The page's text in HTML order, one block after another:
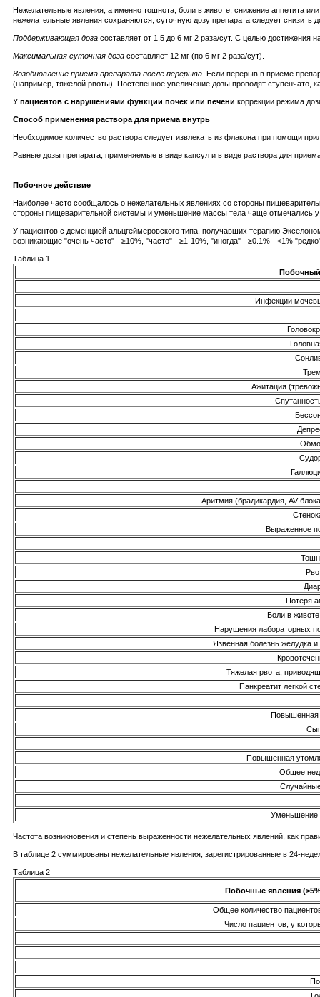
Нежелательные явления, а именно тошнота, боли в животе, снижение аппетита
нежелательные явления сохраняются, суточную дозу препарата следует
Поддерживающая доза составляет от 1.5 до 6 мг 2 раза/сут. С целью достижения
Максимальная суточная доза составляет 12 мг (по 6 мг 2 раза/сут).
Возобновление приема препарата после перерыва. Если перерыв в приеме
(например, тяжелой рвоты). Постепенное увеличение дозы проводят ступенчато,
У пациентов с нарушениями функции почек или печени коррекции режима
Способ применения раствора для приема внутрь
Необходимое количество раствора следует извлекать из флакона при помощи
Равные дозы препарата, применяемые в виде капсул и в виде раствора для
Побочное действие
Наиболее часто сообщалось о нежелательных явлениях со стороны
стороны пищеварительной системы и уменьшение массы тела чаще отмечались
У пациентов с деменцией альцгеймеровского типа, получавших терапию
возникающие "очень часто" - ≥10%, "часто" - ≥1-10%, "иногда" - ≥0.1% - <1%
Таблица 1
Инфекции
Ажитация
Аритмия (брадикардия, AV-
Выраженное
Потеря
Боли в
Нарушения лабораторных
Язвенная болезнь желудка
Тяжелая рвота,
Панкреатит легкой
Повышенная
Повышенная
Общее
Уменьшение
Частота возникновения и степень выраженности нежелательных явлений, как
В таблице 2 суммированы нежелательные явления, зарегистрированные в 24-
Таблица 2
Побочные явления
Общее количество
Число пациентов, у